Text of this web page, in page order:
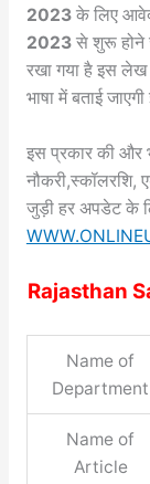
2023के लिए
2023से शुरू होने
रखा गया है इस लेख
भाषा में बताई
इस प्रकार की और
नौकरी,स्कॉलरशि,
जुड़ी हर अपडेट के
Rajasthan
Name of
Department
Name of
Article